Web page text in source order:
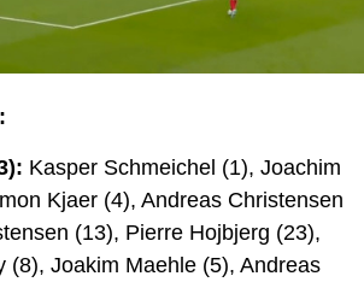
Kasper Schmeichel (1), Joachim
Kjaer (4), Andreas Christensen
(13), Pierre Hojbjerg (23),
(8), Joakim Maehle (5), Andreas